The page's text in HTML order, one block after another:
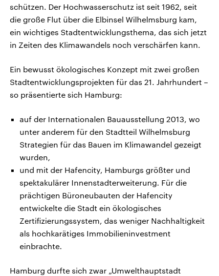
schützen. Der Hochwasserschutz ist seit 1962, seit
die große Flut über die Elbinsel Wilhelmsburg kam,
ein wichtiges Stadtentwicklungsthema, das sich jetzt
in Zeiten des Klimawandels noch verschärfen kann.
Ein bewusst ökologisches Konzept mit zwei großen
Stadtentwicklungsprojekten für das 21. Jahrhundert –
so präsentierte sich Hamburg:
auf der Internationalen Bauausstellung 2013, wo
unter anderem für den Stadtteil Wilhelmsburg
Strategien für das Bauen im Klimawandel gezeigt
wurden,
und mit der Hafencity, Hamburgs größter und
spektakulärer Innenstadterweiterung. Für die
prächtigen Büroneubauten der Hafencity
entwickelte die Stadt ein ökologisches
Zertifizierungssystem, das weniger Nachhaltigkeit
als hochkarätiges Immobilieninvestment
einbrachte.
Hamburg durfte sich zwar „Umwelthauptstadt